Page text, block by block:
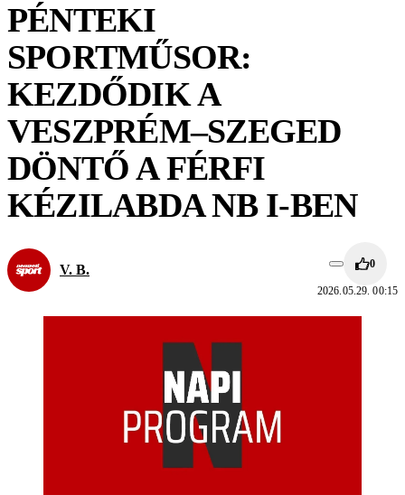
PÉNTEKI
SPORTMŰSOR:
KEZDŐDIK A
VESZPRÉM–SZEGED
DÖNTŐ A FÉRFI
KÉZILABDA NB I-BEN
V. B. 0
2026.05.29. 00:15